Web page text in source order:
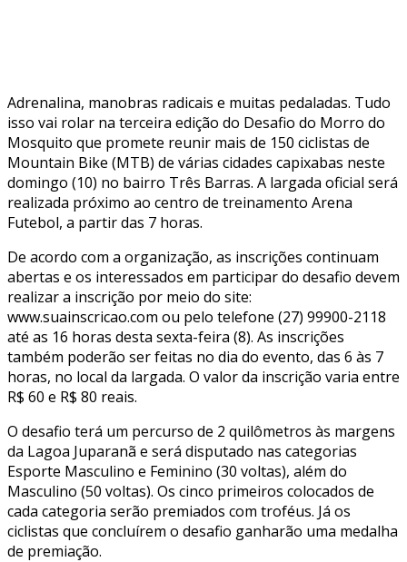
Adrenalina, manobras radicais e muitas pedaladas. Tudo
isso vai rolar na terceira edição do Desafio do Morro do
Mosquito que promete reunir mais de 150 ciclistas de
Mountain Bike (MTB) de várias cidades capixabas neste
domingo (10) no bairro Três Barras. A largada oficial será
realizada próximo ao centro de treinamento Arena
Futebol, a partir das 7 horas.
De acordo com a organização, as inscrições continuam
abertas e os interessados em participar do desafio devem
realizar a inscrição por meio do site:
www.suainscricao.com ou pelo telefone (27) 99900-2118
até as 16 horas desta sexta-feira (8). As inscrições
também poderão ser feitas no dia do evento, das 6 às 7
horas, no local da largada. O valor da inscrição varia entre
R$ 60 e R$ 80 reais.
O desafio terá um percurso de 2 quilômetros às margens
da Lagoa Juparanã e será disputado nas categorias
Esporte Masculino e Feminino (30 voltas), além do
Masculino (50 voltas). Os cinco primeiros colocados de
cada categoria serão premiados com troféus. Já os
ciclistas que concluírem o desafio ganharão uma medalha
de premiação.